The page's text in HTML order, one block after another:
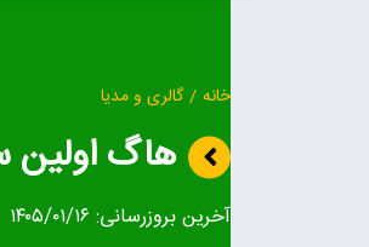
خانه / گالری و مدیا
هاگ اولین
آخرین بروزرسانی: ۱۴۰۵/۰۱/۱۶